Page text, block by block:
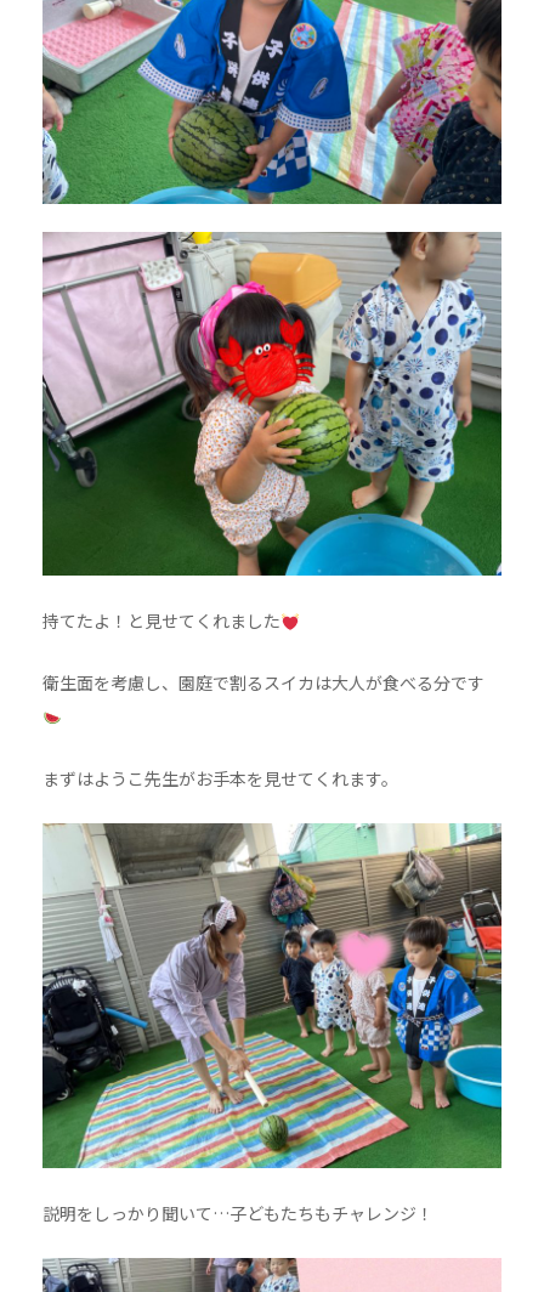
持てたよ！と見せてくれました
衛生面を考慮し、園庭で割るスイカは大人が食べる分です
まずはようこ先生がお手本を見せてくれます。
説明をしっかり聞いて…子どもたちもチャレンジ！